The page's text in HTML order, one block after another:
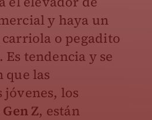
y haya un
o pegadito
Es tendencia y se
que las
jóvenes, los
Gen Z, están